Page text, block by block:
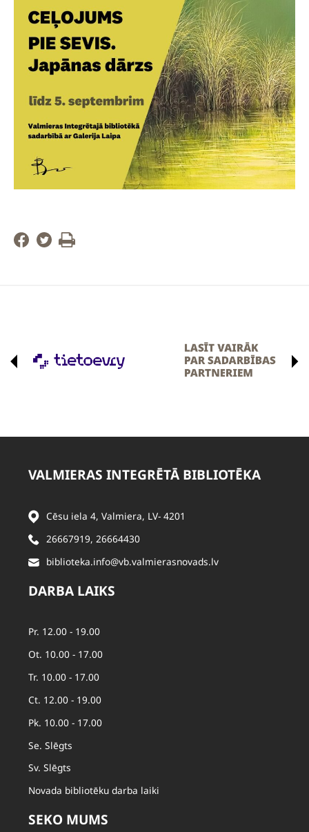
VALMIERAS INTEGRĒTĀ BIBLIOTĒKA
Cēsu iela 4, Valmiera, LV- 4201
26667919, 26664430
biblioteka.info@vb.valmierasnovads.lv
DARBA LAIKS
Pr. 12.00 - 19.00
Ot. 10.00 - 17.00
Tr. 10.00 - 17.00
Ct. 12.00 - 19.00
Pk. 10.00 - 17.00
Se. Slēgts
Sv. Slēgts
Novada bibliotēku darba laiki
SEKO MUMS